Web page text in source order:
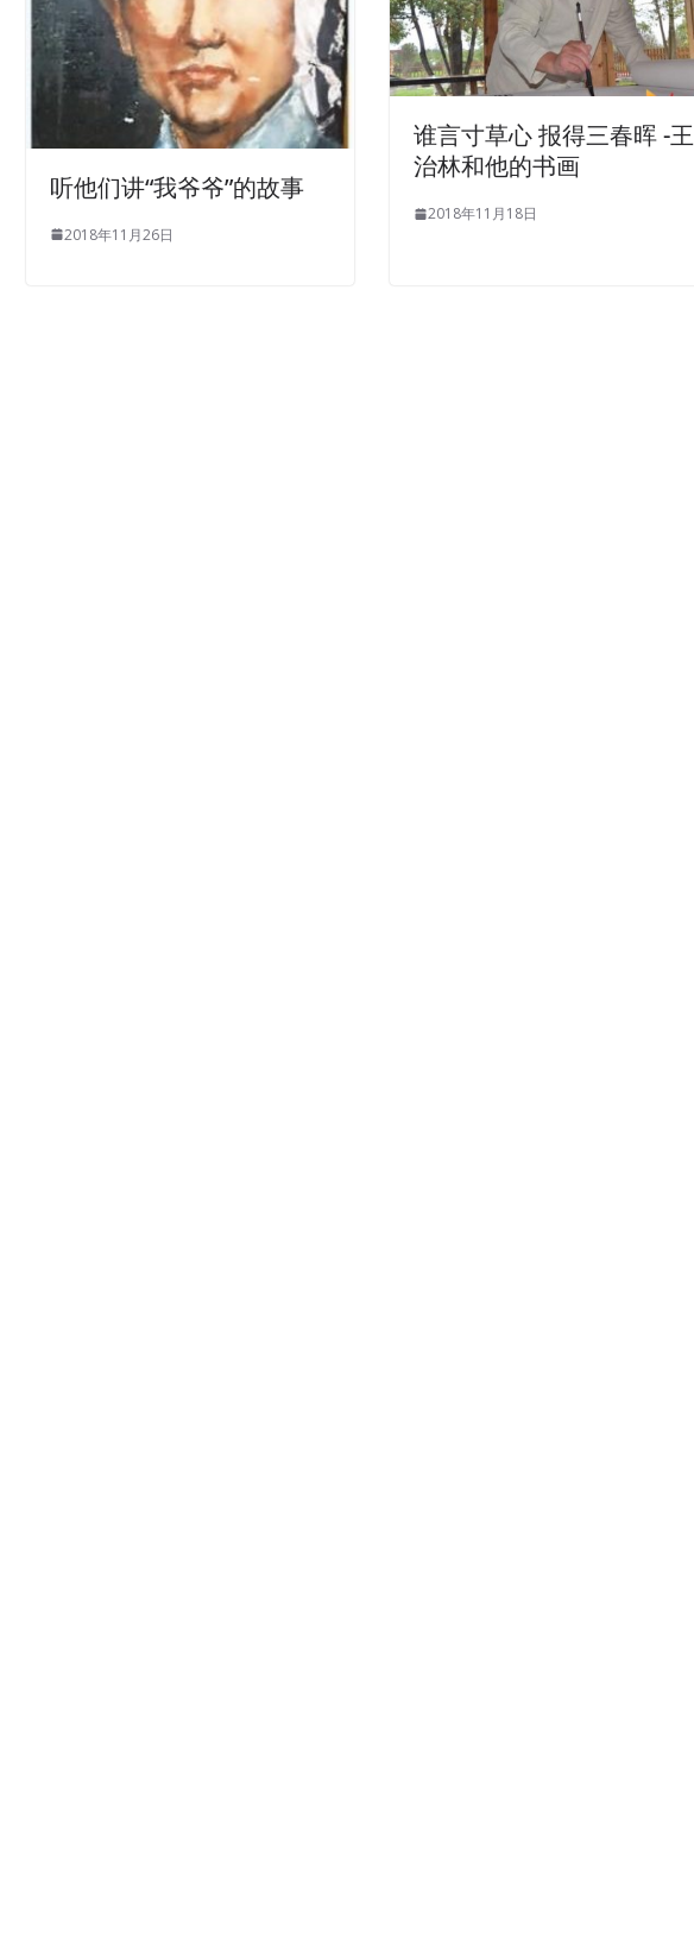
听他们讲“我爷爷”的故事
2018年11月26日
谁言寸草心 报得三春晖 -王
治林和他的书画
2018年11月18日